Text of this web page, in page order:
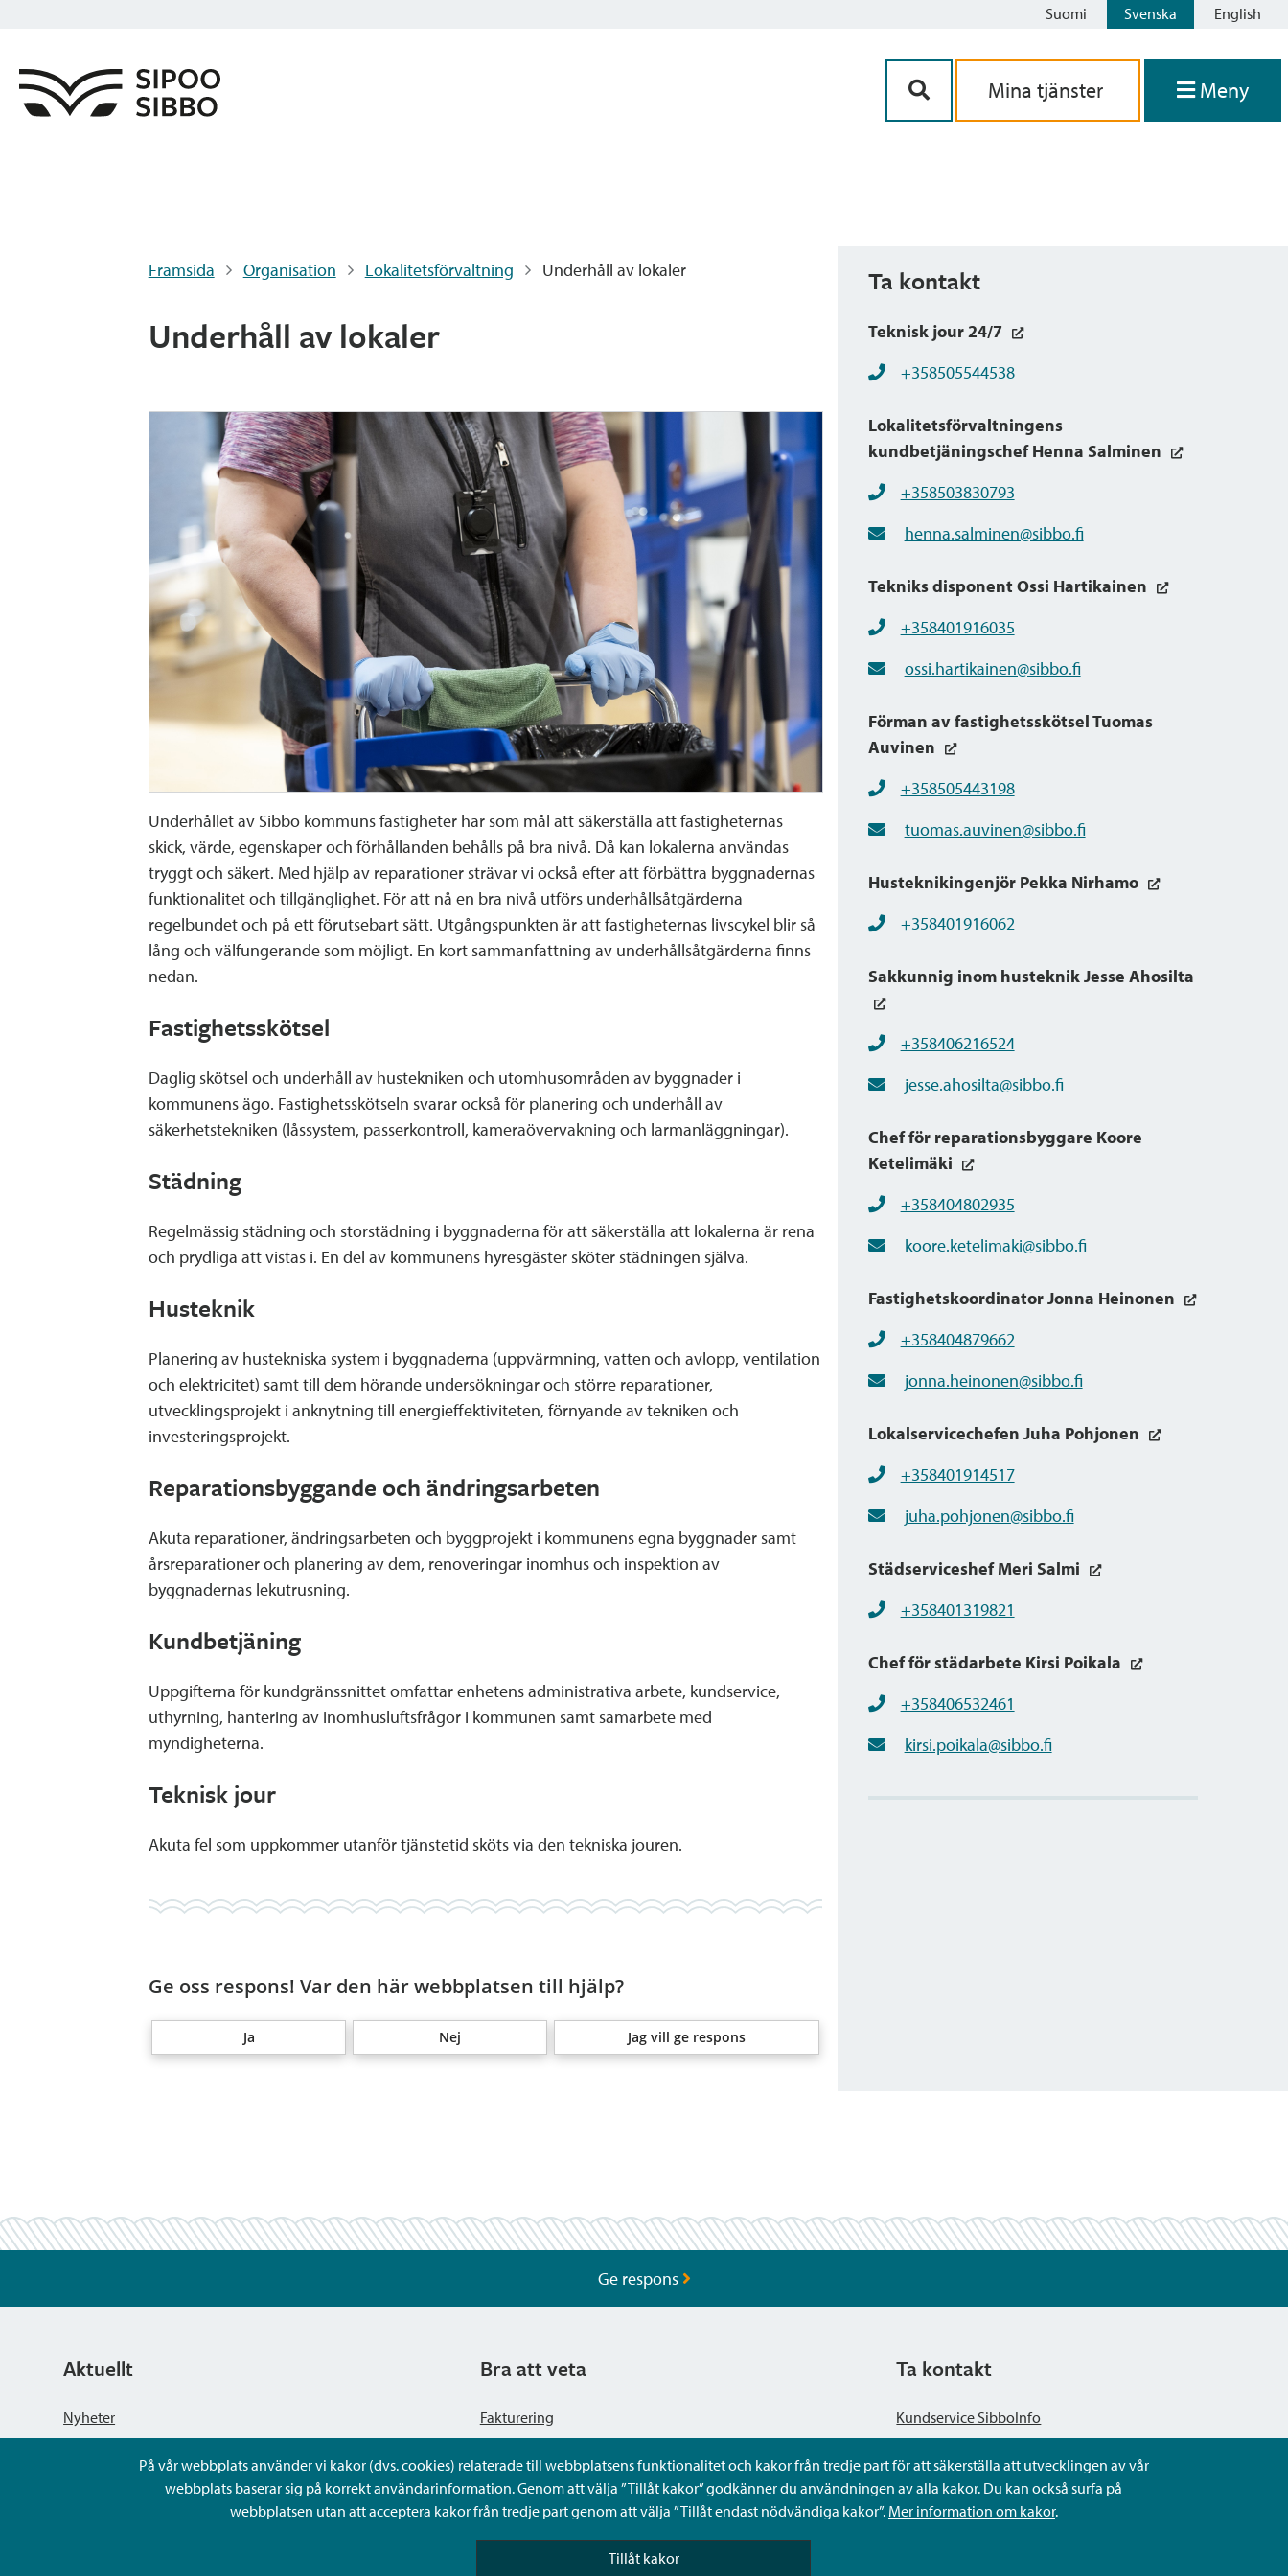
Suomi Svenska English
Mina tjänster Meny
Framsida Organisation Lokalitetsförvaltning Underhåll av lokaler
Underhåll av lokaler
Underhållet av Sibbo kommuns fastigheter har som mål att säkerställa att fastigheternas
skick, värde, egenskaper och förhållanden behålls på bra nivå. Då kan lokalerna användas
tryggt och säkert. Med hjälp av reparationer strävar vi också efter att förbättra byggnadernas
funktionalitet och tillgänglighet. För att nå en bra nivå utförs underhållsåtgärderna
regelbundet och på ett förutsebart sätt. Utgångspunkten är att fastigheternas livscykel blir så
lång och välfungerande som möjligt. En kort sammanfattning av underhållsåtgärderna finns
nedan.
Fastighetsskötsel
Daglig skötsel och underhåll av hustekniken och utomhusområden av byggnader i
kommunens ägo. Fastighetsskötseln svarar också för planering och underhåll av
säkerhetstekniken (låssystem, passerkontroll, kameraövervakning och larmanläggningar).
Städning
Regelmässig städning och storstädning i byggnaderna för att säkerställa att lokalerna är rena
och prydliga att vistas i. En del av kommunens hyresgäster sköter städningen själva.
Husteknik
Planering av hustekniska system i byggnaderna (uppvärmning, vatten och avlopp, ventilation
och elektricitet) samt till dem hörande undersökningar och större reparationer,
utvecklingsprojekt i anknytning till energieffektiviteten, förnyande av tekniken och
investeringsprojekt.
Reparationsbyggande och ändringsarbeten
Akuta reparationer, ändringsarbeten och byggprojekt i kommunens egna byggnader samt
årsreparationer och planering av dem, renoveringar inomhus och inspektion av
byggnadernas lekutrusning.
Kundbetjäning
Uppgifterna för kundgränssnittet omfattar enhetens administrativa arbete, kundservice,
uthyrning, hantering av inomhusluftsfrågor i kommunen samt samarbete med
myndigheterna.
Teknisk jour
Akuta fel som uppkommer utanför tjänstetid sköts via den tekniska jouren.
Ge oss respons! Var den här webbplatsen till hjälp?
Ja Nej Jag vill ge respons
Ta kontakt
Teknisk jour 24/7
+358505544538
Lokalitetsförvaltningens
kundbetjäningschef Henna Salminen
+358503830793
henna.salminen@sibbo.fi
Tekniks disponent Ossi Hartikainen
+358401916035
ossi.hartikainen@sibbo.fi
Förman av fastighetsskötsel Tuomas
Auvinen
+358505443198
tuomas.auvinen@sibbo.fi
Husteknikingenjör Pekka Nirhamo
+358401916062
Sakkunnig inom husteknik Jesse Ahosilta
+358406216524
jesse.ahosilta@sibbo.fi
Chef för reparationsbyggare Koore
Ketelimäki
+358404802935
koore.ketelimaki@sibbo.fi
Fastighetskoordinator Jonna Heinonen
+358404879662
jonna.heinonen@sibbo.fi
Lokalservicechefen Juha Pohjonen
+358401914517
juha.pohjonen@sibbo.fi
Städserviceshef Meri Salmi
+358401319821
Chef för städarbete Kirsi Poikala
+358406532461
kirsi.poikala@sibbo.fi
På vår webbplats använder vi kakor (dvs. cookies) relaterade till webbplatsens funktionalitet och kakor från tredje part för att säkerställa att utvecklingen av vår
webbplats baserar sig på korrekt användarinformation. Genom att välja ”Tillåt kakor” godkänner du användningen av alla kakor. Du kan också surfa på
webbplatsen utan att acceptera kakor från tredje part genom att välja ”Tillåt endast nödvändiga kakor”. Mer information om kakor.
Tillåt kakor
Ge respons
Aktuellt
Nyheter
Kungörelser
Bra att veta
Fakturering
Dataskyddsbeskrivning
Tillgänglighetsutlåtande
Ta kontakt
Kundservice SibboInfo
Ge anonym respons
Ställ en fråga eller sköta ditt ärende